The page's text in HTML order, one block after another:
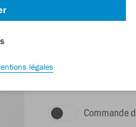
Commande
légales